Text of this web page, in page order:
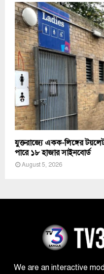
যুক্তরাজ্যে একক-লিঙ্গের
পারে ১৮ হাজার সাইনবোর্ড
August 5, 2026
We are an interactive